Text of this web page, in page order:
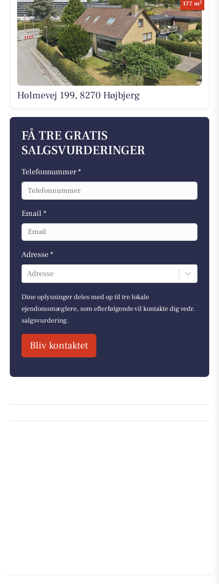
177 m2
Holmevej 199, 8270 Højbjerg
FÅ TRE GRATIS
SALGSVURDERINGER
Telefonnummer *
Email *
Adresse *
Adresse
Dine oplysninger deles med op til tre lokale
ejendomsmæglere, som efterfølgende vil kontakte dig vedr.
salgsvurdering.
Bliv kontaktet